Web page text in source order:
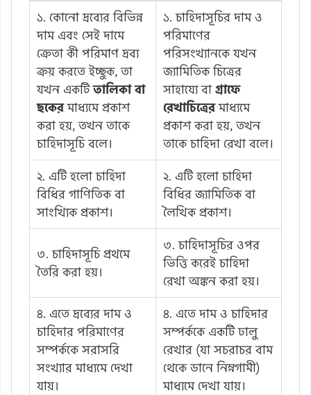
১. কোনো দ্রব্যের বিভিন্ন
দাম এবং সেই দামে
ক্রেতা কী পরিমাণ দ্রব্য
ক্রয় করতে ইচ্ছুক, তা
যখন একটিতালিকা বা
ছকেরমাধ্যমে প্রকাশ
করা হয়, তখন তাকে
চাহিদাসূচি বলে।
১. চাহিদাসূচির দাম ও
পরিমাণের
পরিসংখ্যানকে যখন
জ্যামিতিক চিত্রের
সাহায্যে বাগ্রাফে
রেখাচিত্রেরমাধ্যমে
প্রকাশ করা হয়, তখন
তাকে চাহিদা রেখা বলে।
২. এটি হলো চাহিদা
বিধির গাণিতিক বা
সাংখ্যিক প্রকাশ।
২. এটি হলো চাহিদা
বিধির জ্যামিতিক বা
লৈখিক প্রকাশ।
৩. চাহিদাসূচি প্রথমে
তৈরি করা হয়।
৩. চাহিদাসূচির ওপর
ভিত্তি করেই চাহিদা
রেখা অঙ্কন করা হয়।
৪. এতে দ্রব্যের দাম ও
চাহিদার পরিমাণের
সম্পর্ককে সরাসরি
সংখ্যার মাধ্যমে দেখা
যায়।
৪. এতে দাম ও চাহিদার
সম্পর্ককে একটি ঢালু
রেখার (যা সচরাচর বাম
থেকে ডানে নিম্নগামী)
মাধ্যমে দেখা যায়।